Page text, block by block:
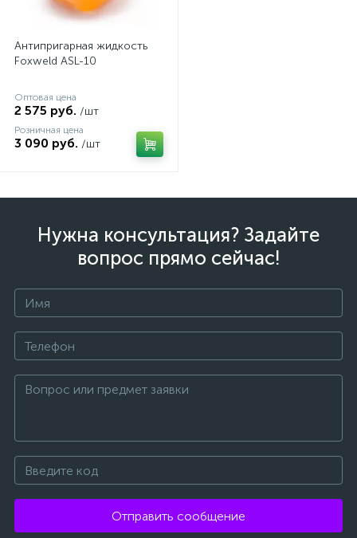
Антипригарная жидкость
Foxweld ASL-10
Оптовая цена
2 575 руб. /шт
Розничная цена
3 090 руб. /шт
Нужна консультация? Задайте
вопрос прямо сейчас!
Отправить сообщение